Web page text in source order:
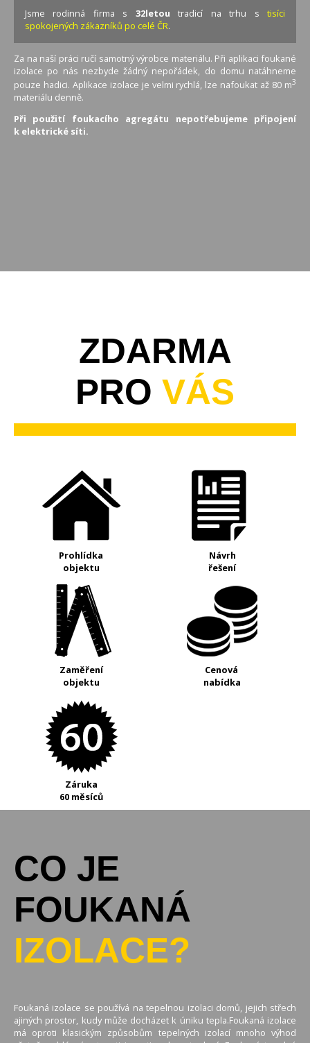
Jsme rodinná firma s 32letou tradicí na trhu stisíci
spokojených zákazníků po celé ČR.
Za na naší práci ručí samotný výrobce materiálu. Při aplikaci foukané
izolace po nás nezbyde žádný nepořádek, do domu natáhneme
pouze hadici. Aplikace izolace je velmi rychlá, lze nafoukat až 80 m3
materiálu denně.
Při použití foukacího agregátu nepotřebujeme připojení
k elektrické síti.
ZDARMA
PRO VÁS
Prohlídka
objektu
Návrh
řešení
Zaměření
objektu
Cenová
nabídka
Záruka
60 měsíců
CO JE
FOUKANÁ
IZOLACE?
Foukaná izolace se používá na tepelnou izolaci domů, jejich střech
ajiných prostor, kudy může docházet k úniku tepla.Foukaná izolace
má oproti klasickým způsobům tepelných izolací mnoho výhod